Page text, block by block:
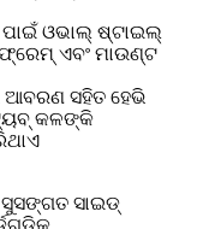
ପାଇଁ ଓଭାଲ୍ ଷ୍ଟାଇଲ୍
ଏବଂ ମାଉଣ୍ଟ
ଆବରଣ ସହିତ ହେଭି
କଳଙ୍କି